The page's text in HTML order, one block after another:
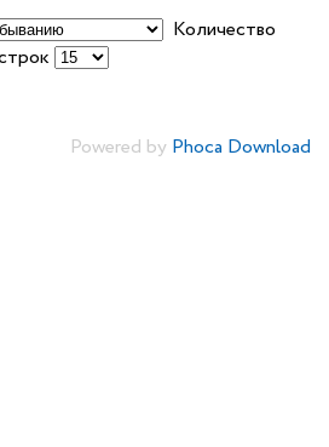
Количество
Powered by Phoca Download